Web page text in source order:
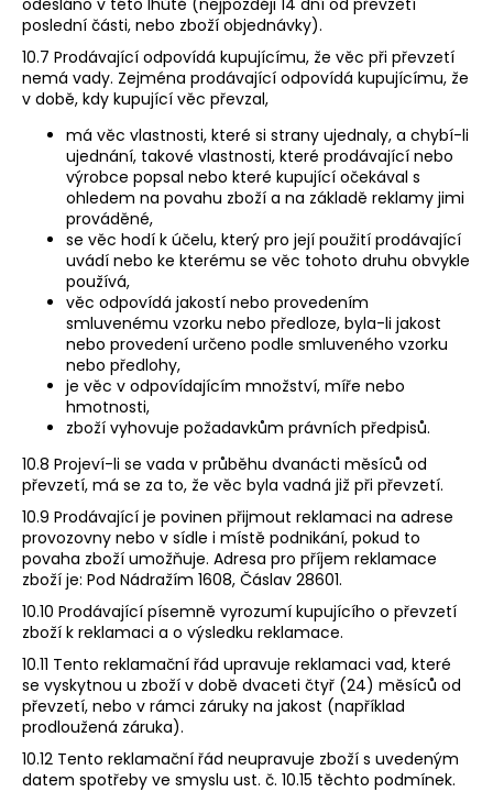
poslední části, nebo zboží objednávky).
10.7 Prodávající odpovídá kupujícímu, že věc při převzetí
nemá vady. Zejména prodávající odpovídá kupujícímu, že
v době, kdy kupující věc převzal,
má věc vlastnosti, které si strany ujednaly, a chybí-li
ujednání, takové vlastnosti, které prodávající nebo
výrobce popsal nebo které kupující očekával s
ohledem na povahu zboží a na základě reklamy jimi
prováděné,
se věc hodí k účelu, který pro její použití prodávající
uvádí nebo ke kterému se věc tohoto druhu obvykle
používá,
věc odpovídá jakostí nebo provedením
smluvenému vzorku nebo předloze, byla-li jakost
nebo provedení určeno podle smluveného vzorku
nebo předlohy,
je věc v odpovídajícím množství, míře nebo
hmotnosti,
zboží vyhovuje požadavkům právních předpisů.
10.8 Projeví-li se vada v průběhu dvanácti měsíců od
převzetí, má se za to, že věc byla vadná již při převzetí.
10.9 Prodávající je povinen přijmout reklamaci na adrese
provozovny nebo v sídle i místě podnikání, pokud to
povaha zboží umožňuje. Adresa pro příjem reklamace
zboží je: ​Pod Nádražím 1608, Čáslav 28601.
10.10 Prodávající písemně vyrozumí kupujícího o převzetí
zboží k reklamaci a o výsledku reklamace.
10.11 Tento reklamační řád upravuje reklamaci vad, které
se vyskytnou u zboží v době dvaceti čtyř (24) měsíců od
převzetí, nebo v rámci záruky na jakost (například
prodloužená záruka).
10.12 Tento reklamační řád neupravuje zboží s uvedeným
datem spotřeby ve smyslu ust. č. 10.15 těchto podmínek.